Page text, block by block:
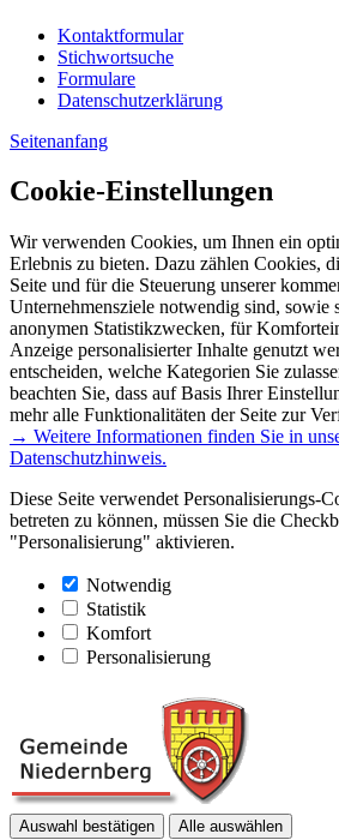
Kontaktformular
Stichwortsuche
Formulare
Datenschutzerklärung
Seitenanfang
Cookie-Einstellungen
Wir verwenden Cookies, um Ihnen ein
Erlebnis zu bieten. Dazu zählen Cookies,
Seite und für die Steuerung unserer
Unternehmensziele notwendig sind, sowie
anonymen Statistikzwecken, für
Anzeige personalisierter Inhalte genutzt
entscheiden, welche Kategorien Sie
beachten Sie, dass auf Basis Ihrer
mehr alle Funktionalitäten der Seite zur
→ Weitere Informationen finden Sie in
Datenschutzhinweis.
Diese Seite verwendet Personalisierungs-
betreten zu können, müssen Sie die
"Personalisierung" aktivieren.
Notwendig
Statistik
Komfort
Personalisierung
Auswahl bestätigen Alle auswählen